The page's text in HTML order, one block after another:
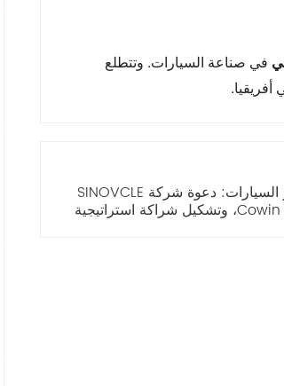
في صناعة السيارات. وتتطلع
تعميق مسار تصدير السيارات: دعوة شركة SINOVCLE
لزيارة مصنع Cowin Auto، وتشكيل شراكة استراتيجية